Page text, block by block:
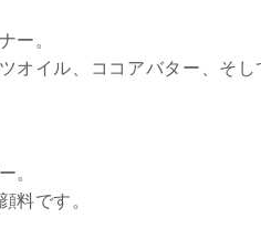
ー。
オイル、ココアバター、そ
。
料です。
ス